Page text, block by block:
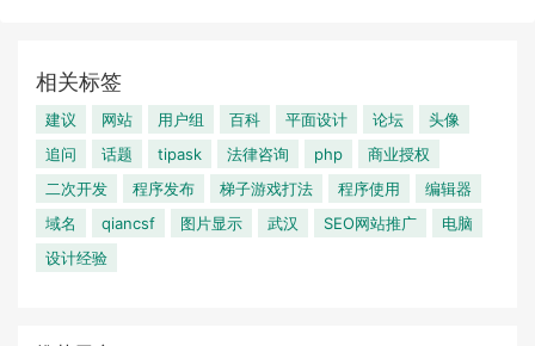
相关标签
建议 网站 用户组 百科 平面设计 论坛
头像
追问
话题 tipask 法律咨询 php
商业授权
二次开发
程序发布 梯子游戏打法 程序使用
编辑器
域名
qiancsf 图片显示 武汉 SEO网站推广
电脑
设计经验